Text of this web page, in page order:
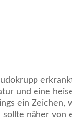
und eine
ein Zeichen,
sollte näher von